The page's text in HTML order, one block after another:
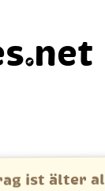
net
ist älter